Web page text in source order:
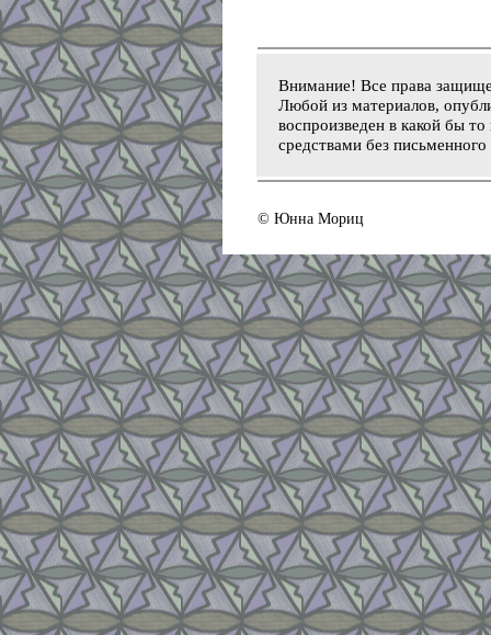
Внимание! Все права
Любой из материалов,
воспроизведен в какой бы
средствами без
© Юнна Мориц